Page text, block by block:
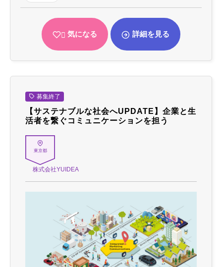
気になる 詳細を見る
募集終了
【サステナブルな社会へUPDATE】企業と生
活者を繋ぐコミュニケーションを担う
東京都
株式会社YUIDEA